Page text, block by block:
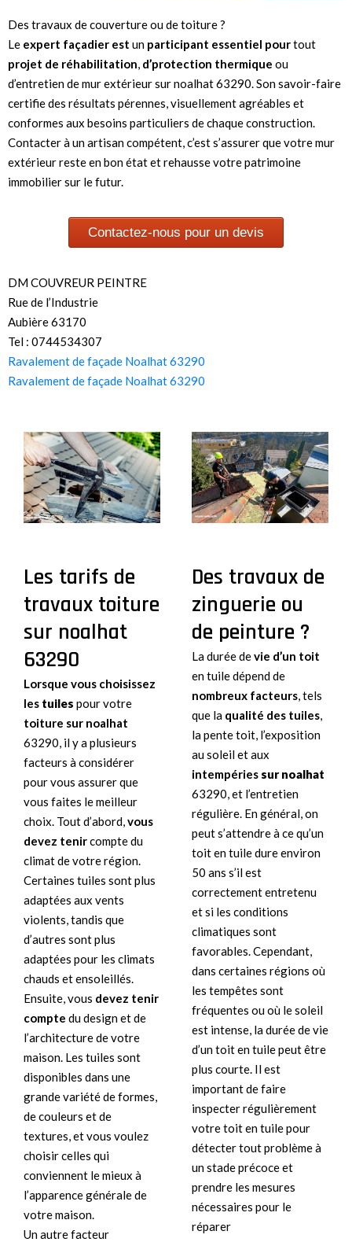
Des travaux de couverture ou de toiture ?
Le expert façadier est un participant essentiel pourtout
projet de réhabilitation, d’protection thermique ou
d’entretien de mur extérieur sur noalhat 63290. Son savoir-faire
certifie des résultats pérennes, visuellement agréables et
conformes aux besoins particuliers de chaque construction.
Contacter à un artisan compétent, c’est s’assurer que votre mur
extérieur reste en bon état et rehausse votre patrimoine
immobilier sur le futur.
Contactez-nous pour un devis
DM COUVREUR PEINTRE
Rue de l’Industrie
Aubière 63170
Tel : 0744534307
Ravalement de façade Noalhat 63290
Ravalement de façade Noalhat 63290
Les tarifs de
travaux toiture
sur noalhat
63290
Lorsque vous choisissez
les tuiles pour votre
toiture sur noalhat
63290, il y a plusieurs
facteurs à considérer
pour vous assurer que
vous faites le meilleur
choix. Tout d’abord,vous
devez tenircompte du
climat de votre région.
Certaines tuiles sont plus
adaptées aux vents
violents, tandis que
d’autres sont plus
adaptées pour les climats
chauds et ensoleillés.
Ensuite, vous devez tenir
compte du design et de
l’architecture de votre
maison. Les tuiles sont
disponibles dans une
grande variété de formes,
de couleurs et de
textures, et vous voulez
choisir celles qui
conviennent le mieux à
l’apparence générale de
votre maison.
Un autre facteur
Des travaux de
zinguerie ou
de peinture ?
La durée devie d’un toit
en tuile dépend de
nombreux facteurs, tels
que la qualité des tuiles,
la pente toit, l’exposition
au soleil et aux
intempéries sur noalhat
63290, et l’entretien
régulière. En général, on
peut s’attendre à ce qu’un
toit en tuile dure environ
50 ans s’il est
correctement entretenu
et si les conditions
climatiques sont
favorables. Cependant,
dans certaines régions où
les tempêtes sont
fréquentes ou où le soleil
est intense, la durée de vie
d’un toit en tuile peut être
plus courte. Il est
important de faire
inspecter régulièrement
votre toit en tuile pour
détecter tout problème à
un stade précoce et
prendre les mesures
nécessaires pour le
réparer